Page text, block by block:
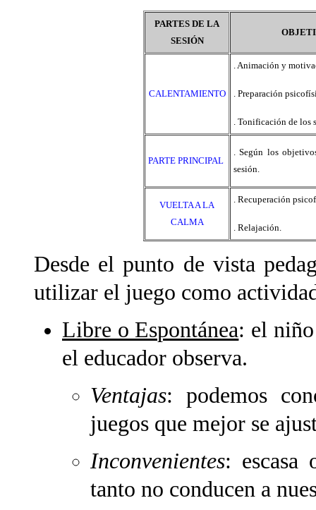
PARTES DE LA
SESIÓN
CALENTAMIENTO
. Animación y
. Preparación
. Tonificación de los
PARTE PRINCIPAL
. Según los
sesión.
VUELTA A LA
CALMA
. Recuperación
. Relajación.
Desde el punto de vista
utilizar el juego como
Libre o Espontánea: el
el educador observa.
Ventajas: podemos
juegos que mejor se
Inconvenientes: escasa
tanto no conducen a